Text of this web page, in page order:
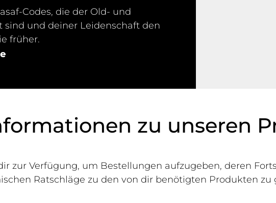
Codes, die der Old- und
und deiner Leidenschaft den
früher.
zu unseren
zur Verfügung, um Bestellungen aufzugeben, deren
Ratschläge zu den von dir benötigten Produkten zu